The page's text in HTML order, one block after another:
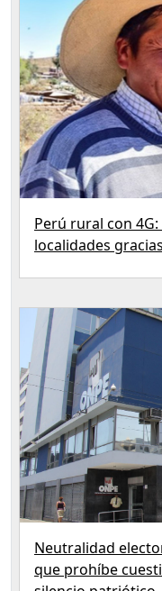
Perú rural con
localidades
Neutralidad
que prohíbe